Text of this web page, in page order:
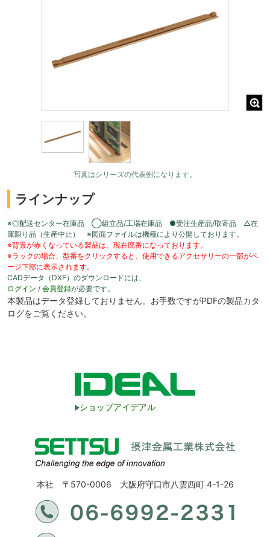
写真はシリーズの代表例になります。
ラインナップ
※◎配送センター在庫品 ◯組立品/工場在庫品 ●受注生産品/取寄品 △在
庫限り品（生産中止） ※図面ファイルは機種により公開しております。
※背景が赤くなっている製品は、現在廃番になっております。
※ラックの場合、型番をクリックすると、使用できるアクセサリーの一部がペ
ージ下部に表示されます。
CADデータ（DXF）のダウンロードには、
ログイン / 会員登録が必要です。
本製品はデータ登録しておりません。お手数ですがPDFの製品カタ
ログをご覧ください。
ショップアイデアル
本社 〒570-0006 大阪府守口市八雲西町 4-1-26